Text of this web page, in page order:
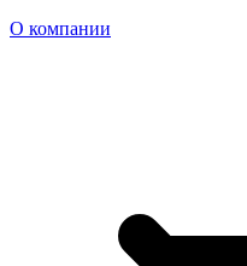
О компании